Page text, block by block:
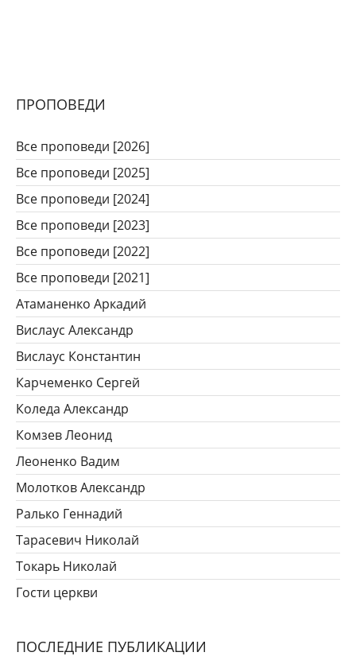
ПРОПОВЕДИ
Все проповеди [2026]
Все проповеди [2025]
Все проповеди [2024]
Все проповеди [2023]
Все проповеди [2022]
Все проповеди [2021]
Атаманенко Аркадий
Вислаус Александр
Вислаус Константин
Карчеменко Сергей
Коледа Александр
Комзев Леонид
Леоненко Вадим
Молотков Александр
Ралько Геннадий
Тарасевич Николай
Токарь Николай
Гости церкви
ПОСЛЕДНИЕ ПУБЛИКАЦИИ